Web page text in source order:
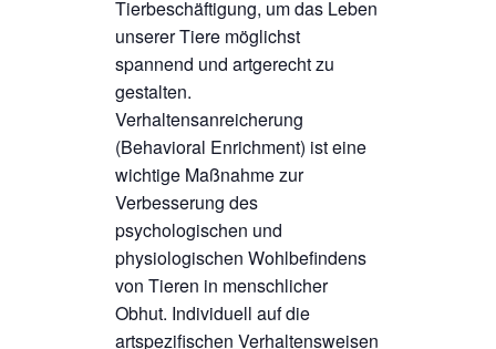
Tierbeschäftigung, um das Leben
unserer Tiere möglichst
spannend und artgerecht zu
gestalten.
Verhaltensanreicherung
(Behavioral Enrichment) ist eine
wichtige Maßnahme zur
Verbesserung des
psychologischen und
physiologischen Wohlbefindens
von Tieren in menschlicher
Obhut. Individuell auf die
artspezifischen Verhaltensweisen